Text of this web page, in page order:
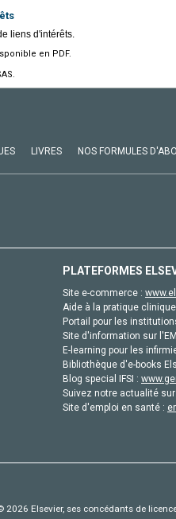
liens d'intérêts.
en PDF.
LIVRES NOS FORMULES
PLATEFORMES
Site e-commerce :
Aide à la pratique
Portail pour les
Site d'information sur
E-learning pour les
Bibliothèque d'e-books
Blog special IFSI :
Suivez notre actualité
Site d'emploi en santé :
Elsevier, ses concédants de